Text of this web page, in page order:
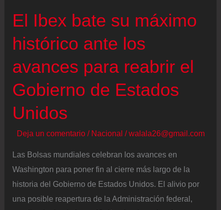
El Ibex bate su máximo
histórico ante los
avances para reabrir el
Gobierno de Estados
Unidos
Deja un comentario / Nacional /walala26@gmail.com
Las Bolsas mundiales celebran los avances en
Washington para poner fin al cierre más largo de la
historia del Gobierno de Estados Unidos. El alivio por
una posible reapertura de la Administración federal,